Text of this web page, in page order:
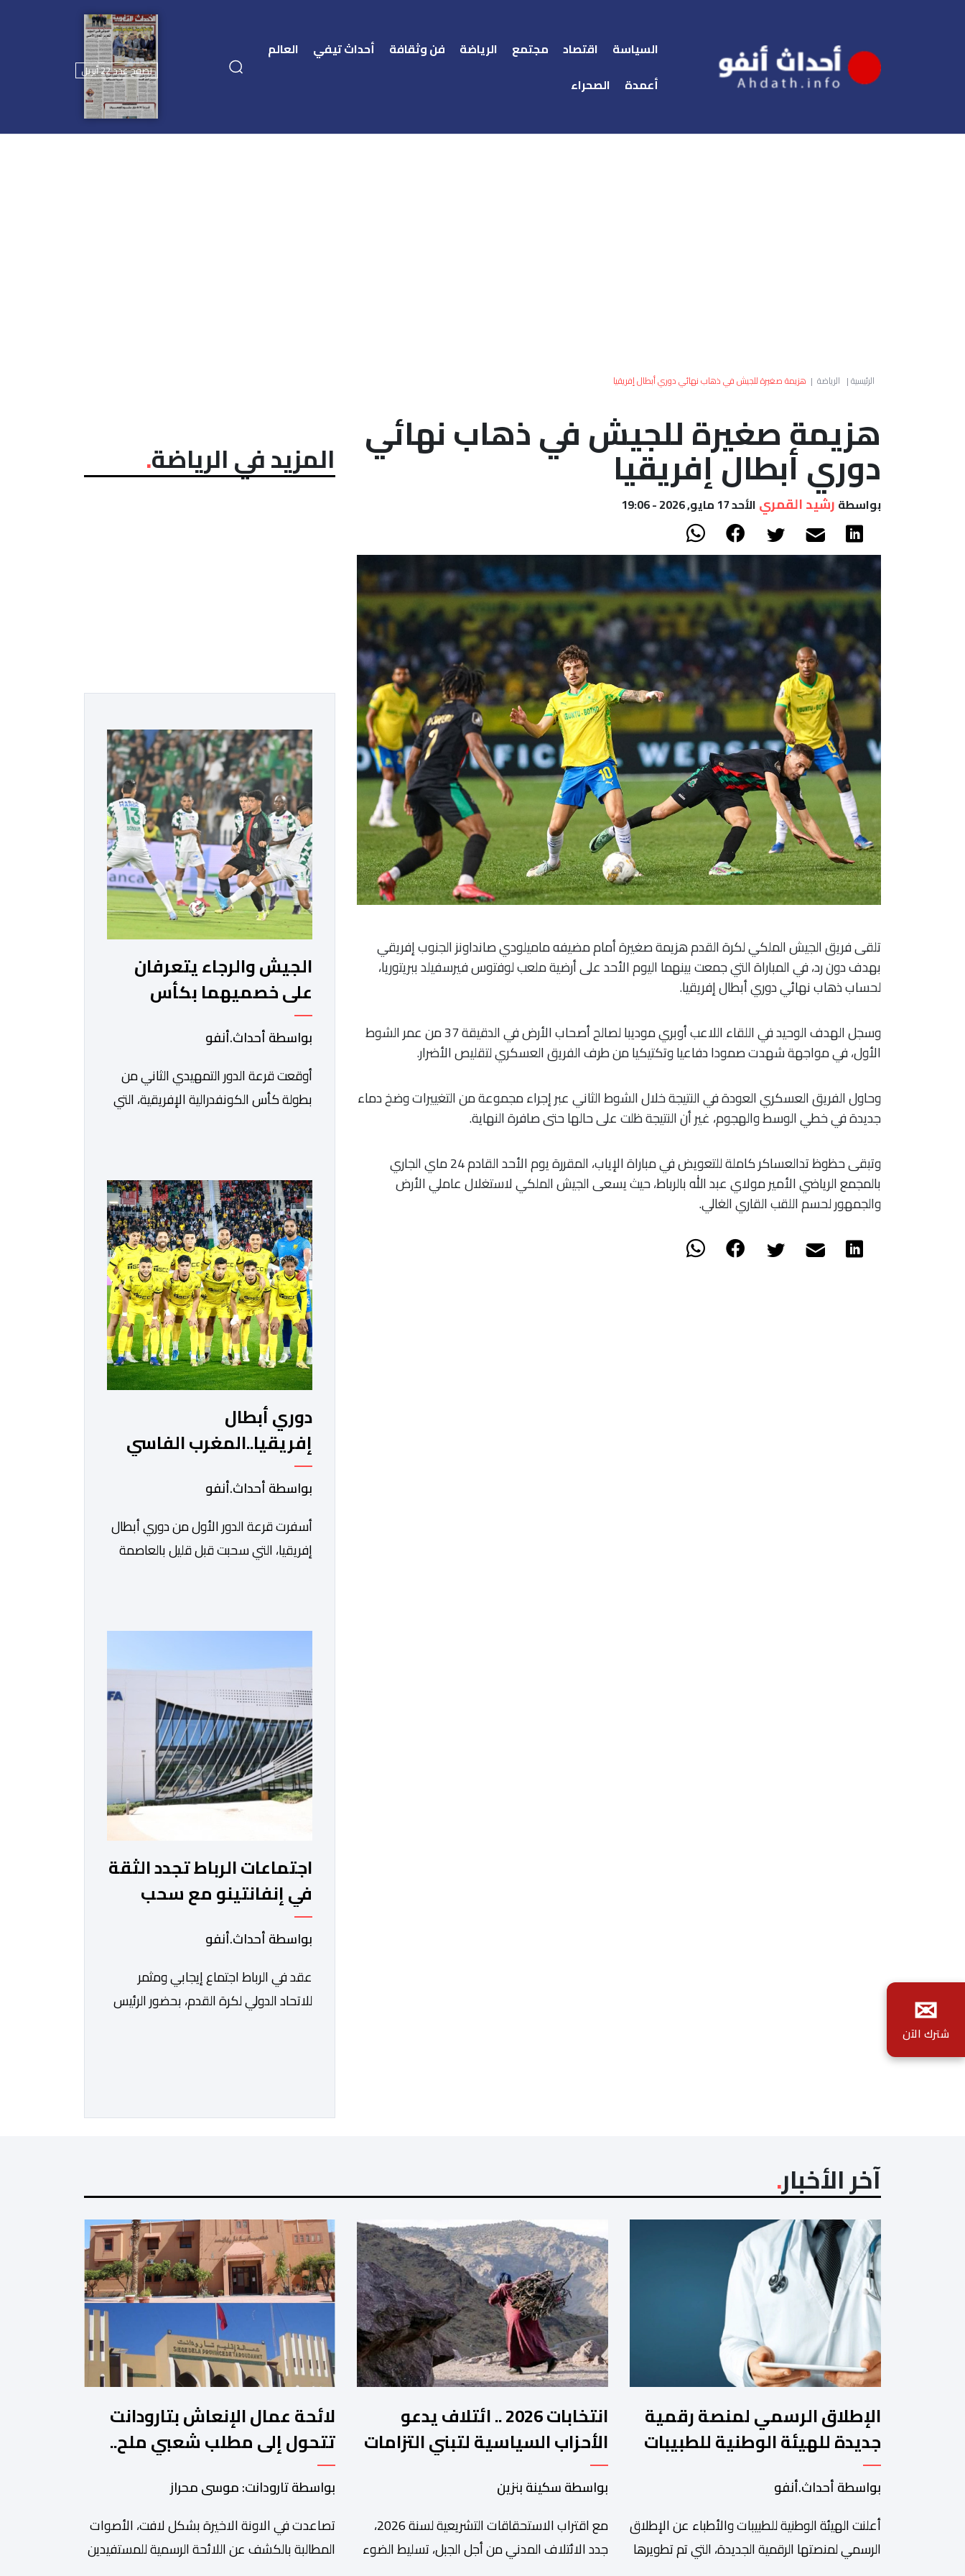
السياسة اقتصاد مجتمع الرياضة فن وثقافة أحداث تيفي
العالم
أعمدة
الصحراء
تصفح عدد 22 أبريل
الرئيسية| الرياضة | هزيمة صغيرة للجيش في ذهاب نهائي دوري أبطال إفريقيا
هزيمة صغيرة للجيش في ذهاب نهائي
دوري أبطال إفريقيا
بواسطة رشيد القمري الأحد 17 مايو, 2026 - 19:06
تلقى فريق الجيش الملكي لكرة القدم هزيمة صغيرة أمام مضيفه ماميلودي صانداونز الجنوب إفريقي
بهدف دون رد، في المباراة التي جمعت بينهما اليوم الأحد على أرضية ملعب لوفتوس فيرسفيلد ببريتوريا،
لحساب ذهاب نهائي دوري أبطال إفريقيا.
​وسجل الهدف الوحيد في اللقاء اللاعب أوبري موديبا لصالح أصحاب الأرض في الدقيقة 37 من عمر الشوط
الأول، في مواجهة شهدت صمودا دفاعيا وتكتيكيا من طرف الفريق العسكري لتقليص الأضرار.
​وحاول الفريق العسكري العودة في النتيجة خلال الشوط الثاني عبر إجراء مجموعة من التغييرات وضخ دماء
جديدة في خطي الوسط والهجوم، غير أن النتيجة ظلت على حالها حتى صافرة النهاية.
​وتبقى حظوظ تدالعساكر كاملة للتعويض في مباراة الإياب، المقررة يوم الأحد القادم 24 ماي الجاري
بالمجمع الرياضي الأمير مولاي عبد الله بالرباط، حيث يسعى الجيش الملكي لاستغلال عاملي الأرض
والجمهور لحسم اللقب القاري الغالي.
المزيد في الرياضة
الجيش والرجاء يتعرفان
على خصميهما بكأس
الكاف
بواسطة أحداث.أنفو
أوقعت قرعة الدور التمهيدي الثاني من
بطولة كأس الكونفدرالية الإفريقية، التي
مرتقبة أمام أندية غرب ووسط القارة. ​
وسيكون نادي الرجاء الرياضي على موعد
مع مواجهة المتأهل من المباراة التي
تجمع بين إيل كانيمي واريورز النيجيري
ونادي أوديب ممثل […]
دوري أبطال
إفريقيا..المغرب الفاسي
يواجه رحيمو البوركينابي
بواسطة أحداث.أنفو
أسفرت قرعة الدور الأول من دوري أبطال
إفريقيا، التي سحبت قبل قليل بالعاصمة
موعد في هذا الدور مع الفائز من المباراة
التي تجمع بين ستار سبورت السييراليوني
ونادي المدينة الغامبي، حيث يطمح
الفريق […]
اجتماعات الرباط تجدد الثقة
في إنفانتينو مع سحب
مشروع الفيفا
بواسطة أحداث.أنفو
عقد في الرباط اجتماع إيجابي ومثمر
للاتحاد الدولي لكرة القدم، بحضور الرئيس
الثقة المتبادلة بين القيادة التنفيذية
الوحيد المباشر والمنتخب من قِبل 211
اتحادا […]
آخر الأخبار
الإطلاق الرسمي لمنصة رقمية
جديدة للهيئة الوطنية للطبيبات
والأطباء
بواسطة أحداث.أنفو
أعلنت الهيئة الوطنية للطبيبات والأطباء عن الإطلاق
الرسمي لمنصتها الرقمية الجديدة، التي تم تطويرها
انتخابات 2026 .. ائتلاف يدعو
الأحزاب السياسية لتبني التزامات
واضحة تجاه المناطق الجبلية
بواسطة سكينة بنزين
مع اقتراب الاستحقاقات التشريعية لسنة 2026،
جدد الائتلاف المدني من أجل الجبل، تسليط الضوء
لائحة عمال الإنعاش بتارودانت
تتحول إلى مطلب شعبي ملح..
فمن يجيب؟.
بواسطة تارودانت: موسى محراز
تصاعدت في الاونة الاخيرة بشكل لافت، الأصوات
المطالبة بالكشف عن اللائحة الرسمية للمستفيدين
✉
شترك الآن